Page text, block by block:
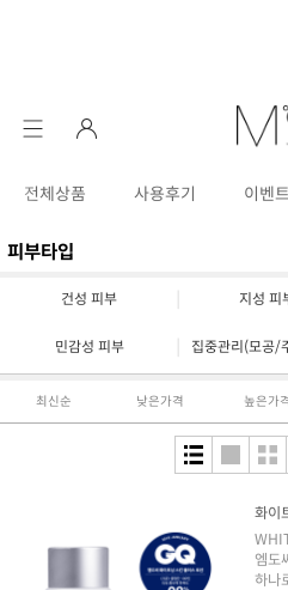
전체상품 사용후기 이벤트
피부타입
건성 피부 지성 피
민감성 피부 집중관리(모공/
최신순 낮은가격 높은가격
화이
엠도
하나